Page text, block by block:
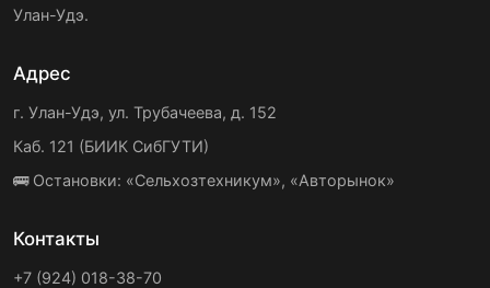
Улан-Удэ.
Адрес
г. Улан-Удэ, ул. Трубачеева, д. 152
Каб. 121 (БИИК СибГУТИ)
🚌 Остановки: «Сельхозтехникум», «Авторынок»
Контакты
+7 (924) 018-38-70